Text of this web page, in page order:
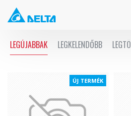
Delta
Electronics
Deltronics
LEGÚJABBAK LEGKELENDŐBB
ÚJ TERMÉK